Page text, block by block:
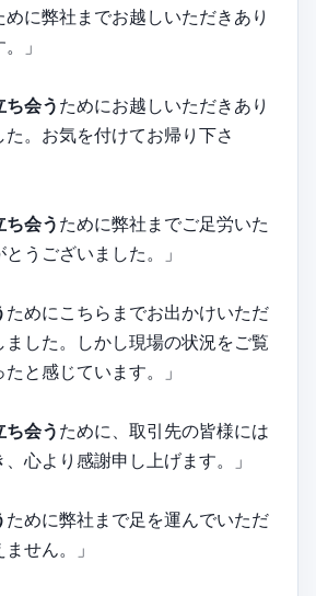
めに弊社までお越しいただきあり
」
ち会う ためにお越しいただきあり
。お気を付けてお帰り下さ
ち会う ために弊社までご足労いた
うございました。」
ためにこちらまでお出かけいただ
ました。しかし現場の状況をご覧
と感じています。」
ち会う ために、取引先の皆様には
心より感謝申し上げます。」
ために弊社まで足を運んでいただ
せん。」